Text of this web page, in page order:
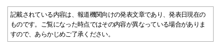
記載されている内容は、報道機関向けの発表文章であり、発表日現在の
ものです。ご覧になった時点ではその内容が異なっている場合がありま
すので、あらかじめご了承ください。